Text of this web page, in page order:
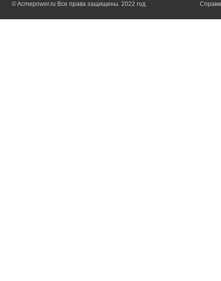
© Acmepower.ru Все права защищены. 2022 год